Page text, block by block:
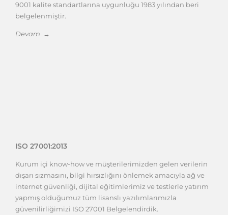
9001 kalite standartlarına uygunluğu 1983 yılından beri
belgelenmiştir.
Devam →
ISO 27001:2013
Kurum içi know-how ve müşterilerimizden gelen verilerin
dışarı sızmasını, bilgi hırsızlığını önlemek amacıyla ağ ve
internet güvenliği, dijital eğitimlerimiz ve testlerle yatırım
yapmış olduğumuz tüm lisanslı yazılımlarımızla
güvenilirliğimizi ISO 27001 Belgelendirdik.